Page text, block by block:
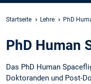
Startseite Lehre PhD
PhD Human
Das PhD Human
Doktoranden und Post-